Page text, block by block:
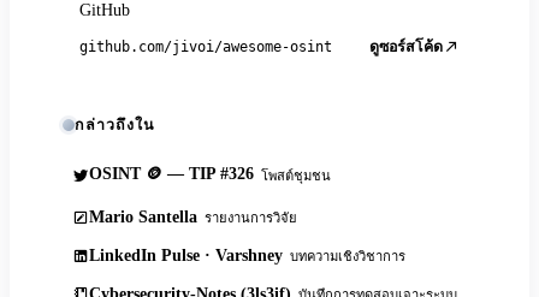
GitHub
github.com/jivoi/awesome-osint ดูซอร์สโค้ด
กล่าวถึงใน
OSINT 🪙 — TIP #326 โพสต์ชุมชน
Mario Santella รายงานการวิจัย
LinkedIn Pulse · Varshney บทความเชิงวิชาการ